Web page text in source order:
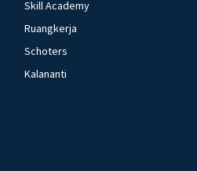
Skill Academy
Ruangkerja
Schoters
Kalananti